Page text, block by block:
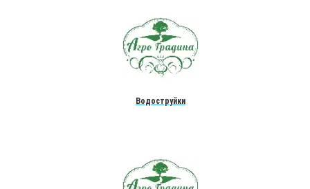
Водоструйки